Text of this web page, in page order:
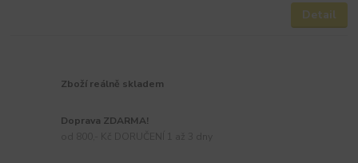
Detail
Zboží reálně skladem
Doprava ZDARMA!